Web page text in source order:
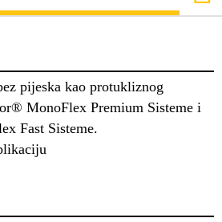
pijeska kao protukliznog
MonoFlex Premium Sisteme i
Fast Sisteme.